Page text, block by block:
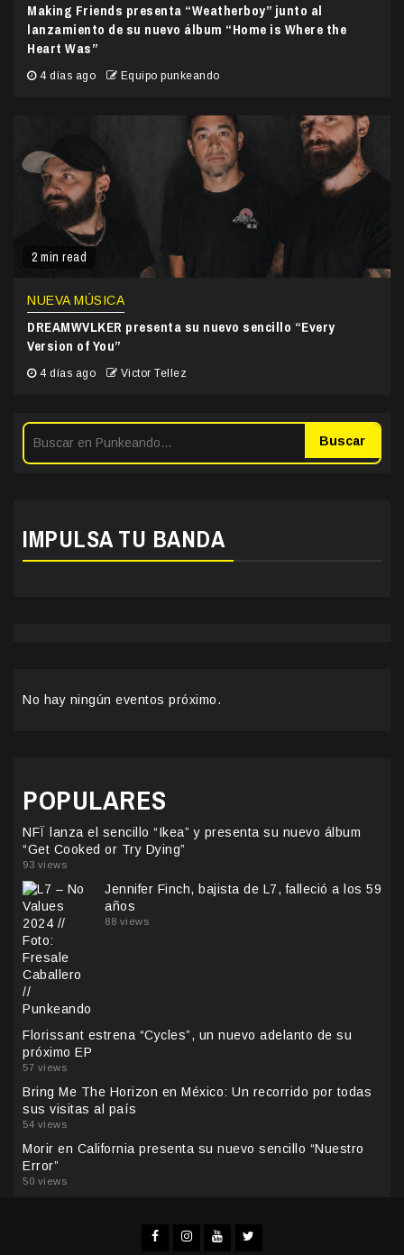
Making Friends presenta “Weatherboy” junto al
lanzamiento de su nuevo álbum “Home is Where the
Heart Was”
4 días ago Equipo punkeando
2 min read
NUEVA MÚSICA
DREAMWVLKER presenta su nuevo sencillo “Every
Version of You”
4 días ago Victor Tellez
Buscar
IMPULSA TU BANDA
No hay ningún eventos próximo.
POPULARES
NFÏ lanza el sencillo “Ikea” y presenta su nuevo álbum
“Get Cooked or Try Dying”
93 views
Jennifer Finch, bajista de L7, falleció a los 59
años
88 views
Florissant estrena “Cycles”, un nuevo adelanto de su
próximo EP
57 views
Bring Me The Horizon en México: Un recorrido por todas
sus visitas al país
54 views
Morir en California presenta su nuevo sencillo “Nuestro
Error”
50 views
Facebook
Instagram
YouTube
Twitter